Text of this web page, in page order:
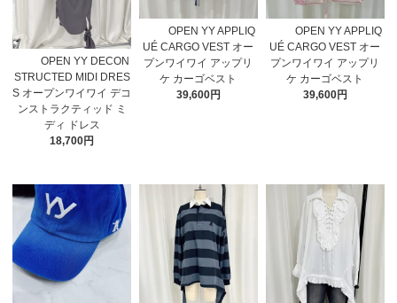
OPEN YY DECON
STRUCTED MIDI DRES
S オープンワイワイ デコ
ンストラクティッド ミ
ディ ドレス
18,700円
OPEN YY APPLIQ
UÉ CARGO VEST オー
プンワイワイ アップリ
ケ カーゴベスト
39,600円
OPEN YY APPLIQ
UÉ CARGO VEST オー
プンワイワイ アップリ
ケ カーゴベスト
39,600円